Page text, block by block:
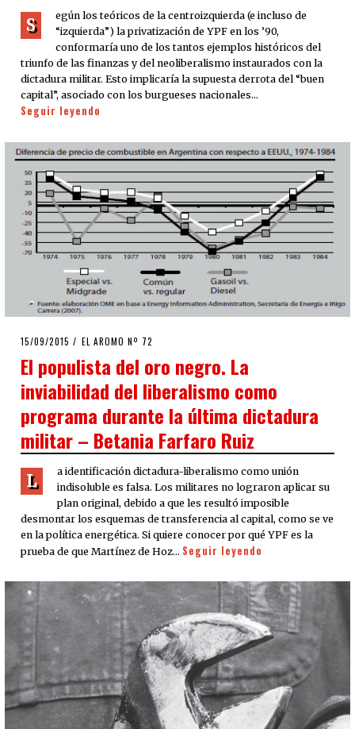
S
egún los teóricos de la centroizquierda (e incluso de
“izquierda”) la privatización de YPF en los ’90,
conformaría uno de los tantos ejemplos históricos del
triunfo de las finanzas y del neoliberalismo instaurados con la
dictadura militar. Esto implicaría la supuesta derrota del “buen
capital”, asociado con los burgueses nacionales…
Seguir leyendo
POSTED
15/09/2015 EL AROMO Nº 72
El populista del oro negro. La
inviabilidad del liberalismo como
programa durante la última dictadura
militar – Betania Farfaro Ruiz
L
a identificación dictadura-liberalismo como unión
indisoluble es falsa. Los militares no lograron aplicar su
plan original, debido a que les resultó imposible
desmontar los esquemas de transferencia al capital, como se ve
en la política energética. Si quiere conocer por qué YPF es la
prueba de que Martínez de Hoz… Seguir leyendo